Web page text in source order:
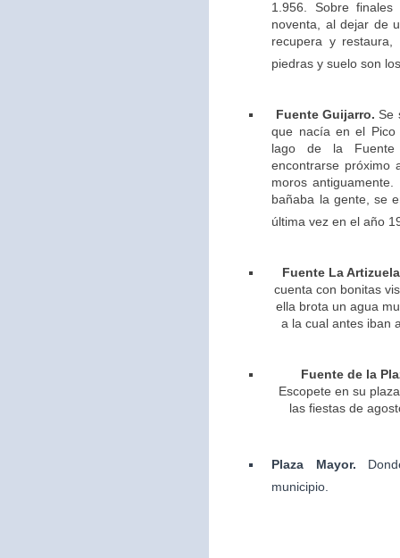
1.956. Sobre
noventa, al dejar de
recupera y restaura,
piedras y suelo son
Fuente Guijarro. Se
que nacía en el
lago de la
encontrarse próximo
moros
bañaba la gente, se
última vez en el año
Fuente La
cuenta con bonitas
ella brota un agua
a la cual antes iban
Fuente de la
Escopete en su
las fiestas de
Plaza Mayor.
municipio.